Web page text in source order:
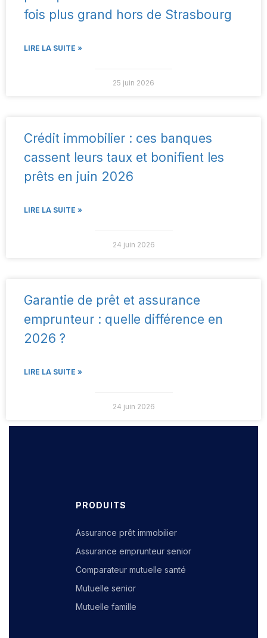
fois plus grand hors de Strasbourg
LIRE LA SUITE »
25 juin 2026
Crédit immobilier : ces banques
cassent leurs taux et bonifient les
prêts en juin 2026
LIRE LA SUITE »
24 juin 2026
Garantie de prêt et assurance
emprunteur : quelle différence en
2026 ?
LIRE LA SUITE »
24 juin 2026
PRODUITS
Assurance prêt immobilier
Assurance emprunteur senior
Comparateur mutuelle santé
Mutuelle senior
Mutuelle famille